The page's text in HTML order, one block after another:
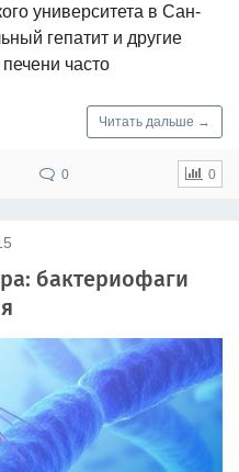
университета в Сан-
гепатит и другие
часто
Читать дальше →
0 0
бактериофаги